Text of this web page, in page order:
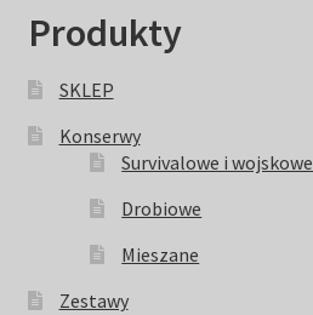
Produkty
SKLEP
Konserwy
Survivalowe i wojskowe
Drobiowe
Mieszane
Zestawy